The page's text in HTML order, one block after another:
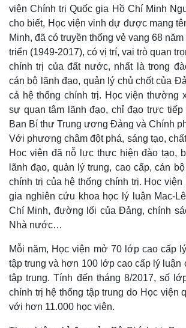
Thế giới
Quan sát
Cuộc sống đó đây
Hồ sơ
Multimedia
Video
Ảnh
viện Chính trị Quốc gia Hồ Chí Minh
cho biết, Học viện vinh dự được mang
Minh, đã có truyền thống vẻ vang 68
triển (1949-2017), có vị trí, vai trò quan
chính trị của đất nước, nhất là trong
cán bộ lãnh đạo, quản lý chủ chốt của
cả hệ thống chính trị. Học viện thường
sự quan tâm lãnh đạo, chỉ đạo trực tiếp
Ban Bí thư Trung ương Đảng và Chính
Với phương châm đột phá, sáng tạo,
Học viện đã nỗ lực thực hiện đào tạo,
lãnh đạo, quản lý trung, cao cấp, cán
chính trị của hệ thống chính trị. Học viện
gia nghiên cứu khoa học lý luận Mac-
Chí Minh, đường lối của Đảng, chính
Nhà nước…
Mỗi năm, Học viện mở 70 lớp cao cấp
tập trung và hơn 100 lớp cao cấp lý luận
tập trung. Tính đến tháng 8/2017, số
chính trị hệ thống tập trung do Học viện
với hơn 11.000 học viên.